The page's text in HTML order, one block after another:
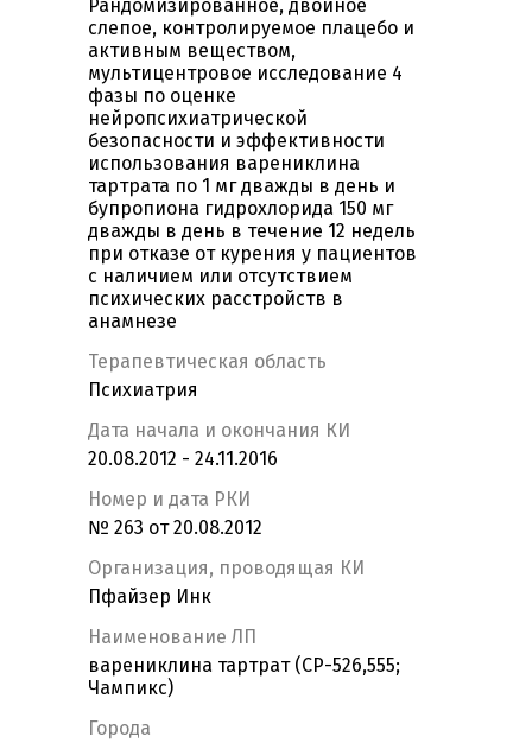
Рандомизированное, двойное
слепое, контролируемое плацебо и
активным веществом,
мультицентровое исследование 4
фазы по оценке
нейропсихиатрической
безопасности и эффективности
использования варениклина
тартрата по 1 мг дважды в день и
бупропиона гидрохлорида 150 мг
дважды в день в течение 12 недель
при отказе от курения у пациентов
с наличием или отсутствием
психических расстройств в
анамнезе
Терапевтическая область
Психиатрия
Дата начала и окончания КИ
20.08.2012 - 24.11.2016
Номер и дата РКИ
№ 263 от 20.08.2012
Организация, проводящая КИ
Пфайзер Инк
Наименование ЛП
варениклина тартрат (СP-526,555;
Чампикс)
Города